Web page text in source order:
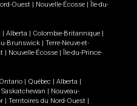
Ouest Nouvelle-Écosse
Île-du-
Alberta Colombie-Britannique
Brunswick
Terre-Neuve-et-
Nouvelle-Écosse
Île-du-Prince-
Ontario Québec Alberta
Saskatchewan
Nouveau-
Territoires du Nord-Ouest